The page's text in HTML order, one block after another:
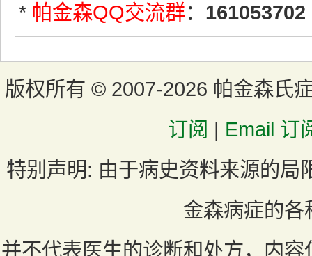
* 帕金森QQ交流群： 161053702
版权所有 © 2007-2026 帕金森氏
订阅 | Email 订
特别声明: 由于病史资料来源的局
金森病症的各
并不代表医生的诊断和处方，内